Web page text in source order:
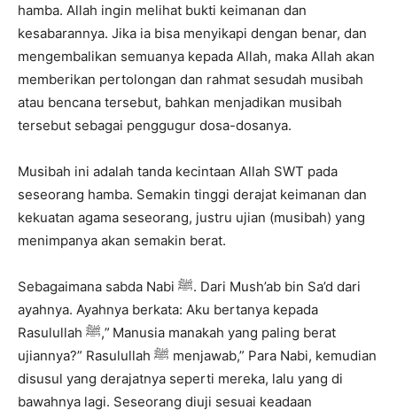
hamba. Allah ingin melihat bukti keimanan dan
kesabarannya. Jika ia bisa menyikapi dengan benar, dan
mengembalikan semuanya kepada Allah, maka Allah akan
memberikan pertolongan dan rahmat sesudah musibah
atau bencana tersebut, bahkan menjadikan musibah
tersebut sebagai penggugur dosa-dosanya.
Musibah ini adalah tanda kecintaan Allah SWT pada
seseorang hamba. Semakin tinggi derajat keimanan dan
kekuatan agama seseorang, justru ujian (musibah) yang
menimpanya akan semakin berat.
Sebagaimana sabda Nabi ﷺ. Dari Mush’ab bin Sa’d dari
ayahnya. Ayahnya berkata: Aku bertanya kepada
Rasulullah ﷺ,” Manusia manakah yang paling berat
ujiannya?” Rasulullah ﷺ menjawab,” Para Nabi, kemudian
disusul yang derajatnya seperti mereka, lalu yang di
bawahnya lagi. Seseorang diuji sesuai keadaan